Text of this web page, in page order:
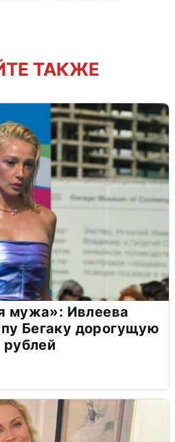
ТАКЖЕ
мужа»: Ивлеева
Бегаку дорогущую
рублей